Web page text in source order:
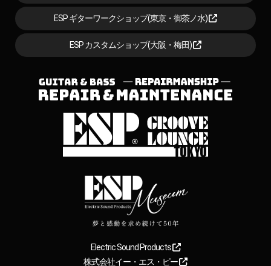
ESP ギターワークショップ(東京・御茶ノ水)
ESP カスタムショップ(大阪・梅田)
Electric Sound Products
株式会社イー・エス・ピー